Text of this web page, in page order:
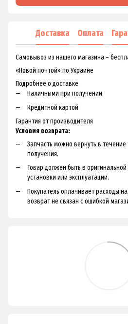
Доставка Оплата
Самовывоз из нашего магазина –
«Новой почтой» по Украине
Подробнее о доставке
Наличными при получении
Кредитной картой
Гарантия от производителя
Условия возврата:
Запчасть можно вернуть в
получения.
Товар должен быть в
установки или эксплуатации.
Покупатель оплачивает расходы
возврат не связан с ошибкой